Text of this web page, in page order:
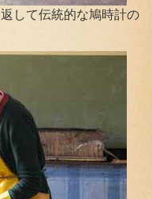
して伝統的な鳩時計の